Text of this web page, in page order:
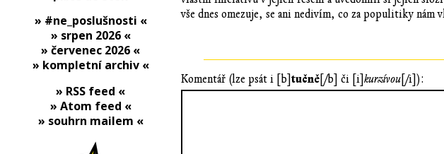
vše dnes omezuje, se ani nedivím, co za populitiky nám
Komentář (lze psát i [b] tučně [/b] či [i] kurzívou [/i]):
» #ne_poslušnosti «
» srpen 2026 «
» červenec 2026 «
» kompletní archiv «
» RSS feed «
» Atom feed «
» souhrn mailem «